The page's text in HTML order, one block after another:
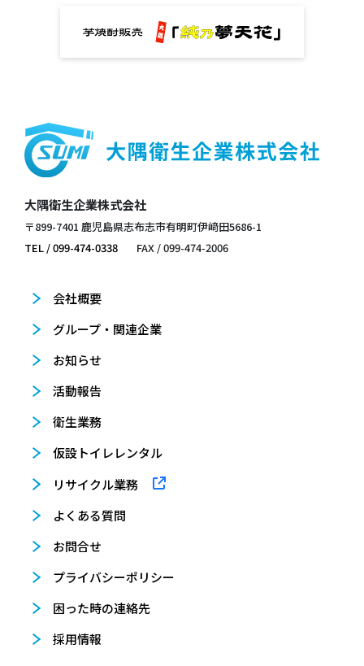
大隅衛生企業株式会社
〒899-7401 鹿児島県志布志市有明町伊﨑田5686-1
TEL / 099-474-0338
FAX / 099-474-2006
会社概要
グループ・関連企業
お知らせ
活動報告
衛生業務
仮設トイレレンタル
リサイクル業務
よくある質問
お問合せ
プライバシーポリシー
困った時の連絡先
採用情報